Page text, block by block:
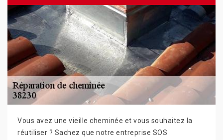
Vous avez une vieille cheminée et vous souhaitez la
réutiliser ? Sachez que notre entreprise SOS